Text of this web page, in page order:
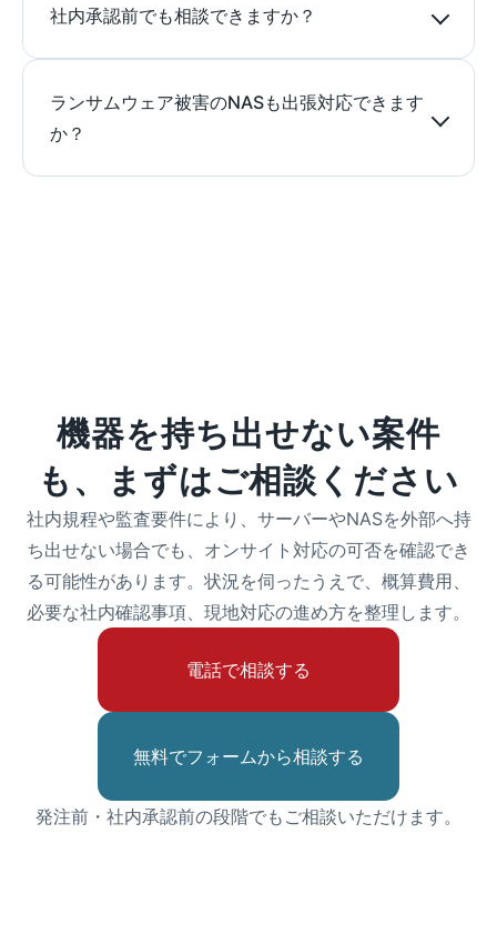
社内承認前でも相談できますか？
ランサムウェア被害のNASも出張対応できます
か？
機器を持ち出せない案件
も、まずはご相談ください
社内規程や監査要件により、サーバーやNASを外部へ持
ち出せない場合でも、オンサイト対応の可否を確認でき
る可能性があります。状況を伺ったうえで、概算費用、
必要な社内確認事項、現地対応の進め方を整理します。
電話で相談する
無料でフォームから相談する
発注前・社内承認前の段階でもご相談いただけます。